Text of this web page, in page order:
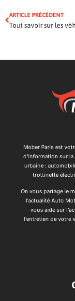
ARTICLE PRÉCÉDENT
Mober Paris est
d’information sur
urbaine :
trottinette
On vous partage le
l’actualité Auto
vous aide sur
l’entretien de votre